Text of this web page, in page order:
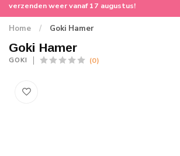
verzenden weer vanaf 17 augustus!
Home / Goki Hamer
Goki Hamer
GOKI (0)